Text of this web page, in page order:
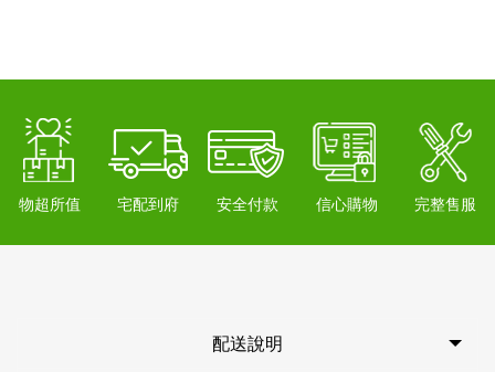
物超所值 宅配到府 安全付款 信心購物 完整售服
配送說明